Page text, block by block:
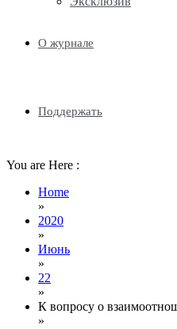
О журнале
Поддержать
You are Here :
Home
»
2020
»
Июнь
»
22
»
К вопросу о
»